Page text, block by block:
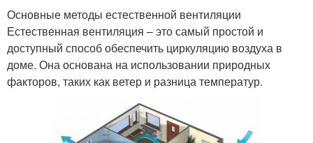
Основные методы естественной вентиляции
Естественная вентиляция – это самый простой и
доступный способ обеспечить циркуляцию воздуха в
доме. Она основана на использовании природных
факторов, таких как ветер и разница температур.